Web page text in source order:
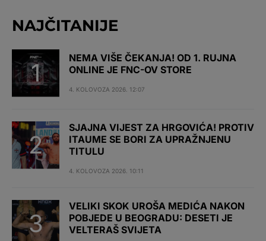
NAJČITANIJE
NEMA VIŠE ČEKANJA! OD 1. RUJNA
ONLINE JE FNC-OV STORE
4. KOLOVOZA 2026. 12:07
SJAJNA VIJEST ZA HRGOVIĆA! PROTIV
ITAUME SE BORI ZA UPRAŽNJENU
TITULU
4. KOLOVOZA 2026. 10:11
VELIKI SKOK UROŠA MEDIĆA NAKON
POBJEDE U BEOGRADU: DESETI JE
VELTERAŠ SVIJETA